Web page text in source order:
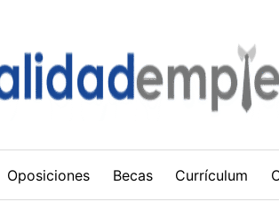
Oposiciones Becas Currículum